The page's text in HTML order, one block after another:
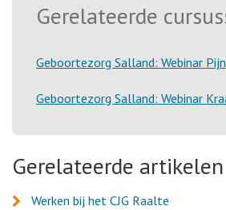
Gerelateerde
Geboortezorg Salland: Webinar
Geboortezorg Salland: Webinar
Gerelateerde artikelen
Werken bij het CJG Raalte